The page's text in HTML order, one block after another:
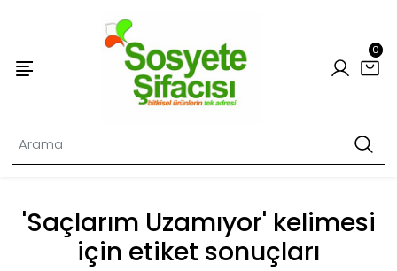
0
'Saçlarım Uzamıyor' kelimesi
için etiket sonuçları